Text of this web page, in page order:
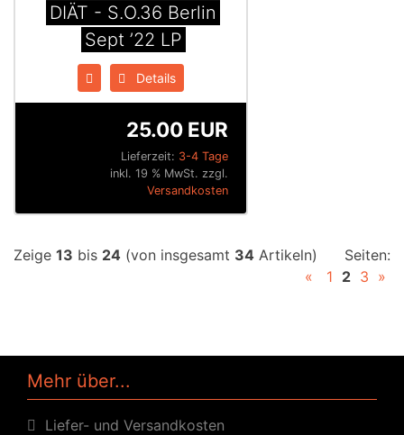
DIÄT - S.O.36 Berlin
Sept ’22 LP
Details
Lieferzeit: 3-4 Tage
25.00 EUR
inkl. 19 % MwSt. zzgl.
Versandkosten
Zeige 13 bis 24 (von insgesamt 34 Artikeln)
Seiten:
«
1 2 3 »
Mehr über...
Liefer- und Versandkosten